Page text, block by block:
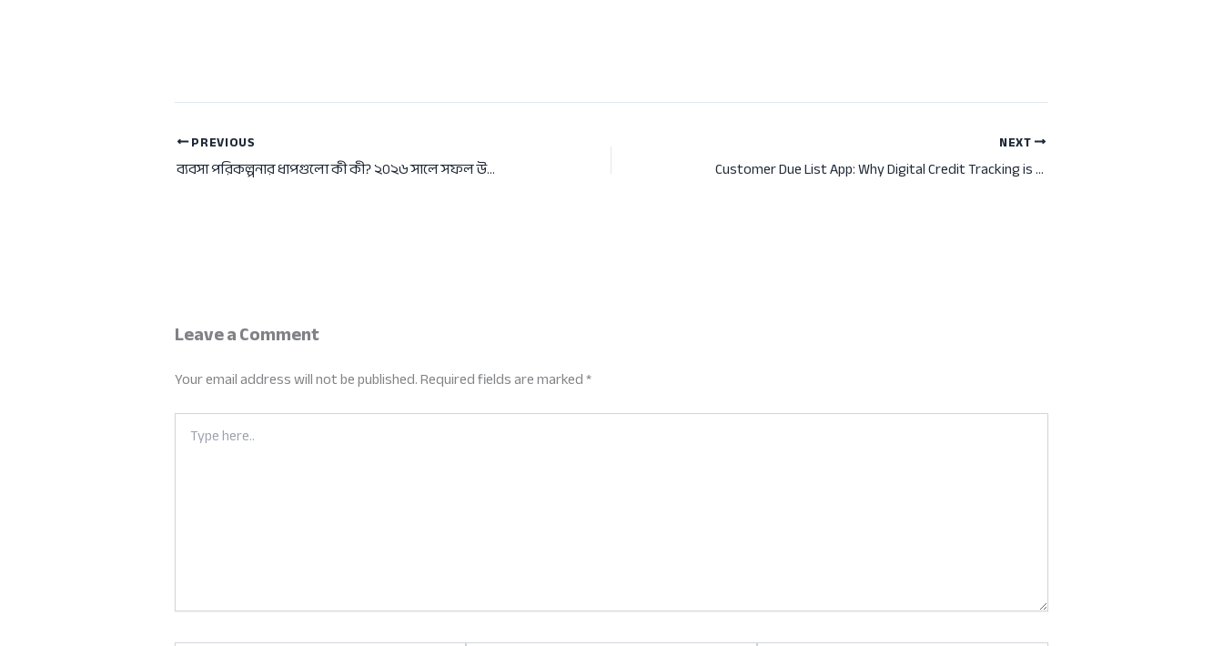
PREVIOUS
ব্যবসা পরিকল্পনার ধাপগুলো কী কী? ২০২৬ সালে সফল উদ্যোক্তা হওয়ার পূর্ণাঙ্গ গাইড
NEXT
Customer Due List App: Why Digital Credit Tracking is Vital for Success in 2026
Leave a Comment
Your email address will not be published.Required fields are marked*
Type
here..